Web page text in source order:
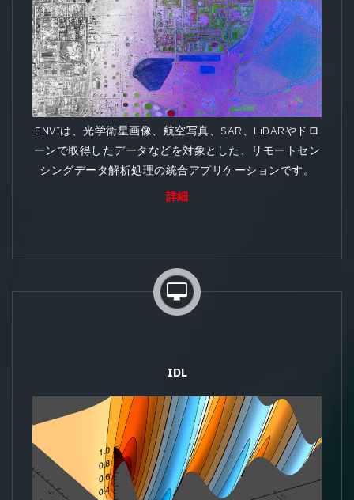
ENVIは、光学衛星画像、航空写真、SAR、LiDARやドロ
ーンで取得したデータなどを対象とした、リモートセン
シングデータ解析処理の統合アプリケーションです。
詳細
IDL